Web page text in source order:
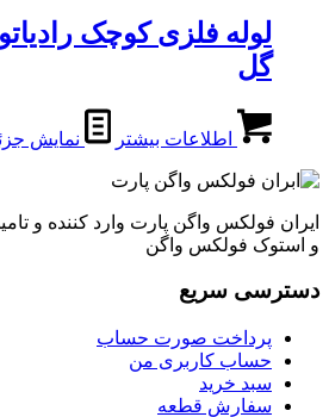
لوله فلزی کوچک
گل
اطلاعات بیشتر نمایش
ایران فولکس واگن پارت وارد کننده و
و استوک فولکس واگن
دسترسی سریع
پرداخت صورت حساب
حساب کاربری من
سبد خرید
سفارش قطعه